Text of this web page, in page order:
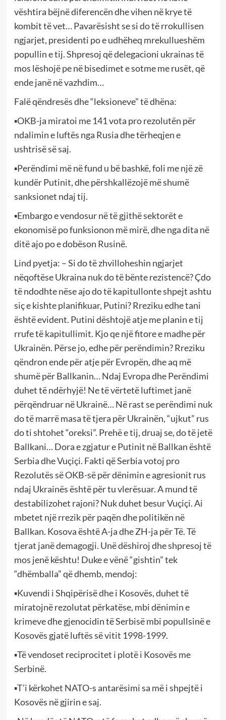
vështira bëjnë diferencën dhe vihen në krye të
kombit të vet… Pavarësisht se si do të rrokullisen
ngjarjet, presidenti po e udhëheq mrekullueshëm
popullin e tij. Shpresoj që delegacioni ukrainas të
mos lëshojë pe në bisedimet e sotme me rusët, që
ende janë në vazhdim…
Falë qëndresës dhe “leksioneve” të dhëna:
▪OKB-ja miratoi me 141 vota pro rezolutën për
ndalimin e luftës nga Rusia dhe tërheqjen e
ushtrisë së saj.
▪Perëndimi më në fund u bë bashkë, foli me një zë
kundër Putinit, dhe përshkallëzojë më shumë
sanksionet ndaj tij.
▪Embargo e vendosur në të gjithë sektorët e
ekonomisë po funksionon më mirë, dhe nga dita në
ditë ajo po e dobëson Rusinë.
Lind pyetja: – Si do të zhvilloheshin ngjarjet
nëqoftëse Ukraina nuk do të bënte rezistencë? Çdo
të ndodhte nëse ajo do të kapitullonte shpejt ashtu
siç e kishte planifikuar, Putini? Rreziku edhe tani
është evident. Putini dështojë atje me planin e tij
rrufe të kapitullimit. Kjo qe një fitore e madhe për
Ukrainën. Përse jo, edhe për perëndimin? Rreziku
qëndron ende për atje për Evropën, dhe aq më
shumë për Ballkanin… Ndaj Evropa dhe Perëndimi
duhet të ndërhyjë! Ne të vërtetë luftimet janë
përqëndruar në Ukrainë… Në rast se perëndimi nuk
do të marrë masa të tjera për Ukrainën, “ujkut” rus
do ti shtohet “oreksi”. Prehë e tij, druaj se, do të jetë
Ballkani… Dora e zgjatur e Putinit në Ballkan është
Serbia dhe Vuçiçi. Fakti që Serbia votoj pro
Rezolutës së OKB-së për dënimin e agresionit rus
ndaj Ukrainës është për tu vlerësuar. A mund të
destabilizohet rajoni? Nuk duhet besur Vuçiçi. Ai
mbetet një rrezik për paqën dhe politikën në
Ballkan. Kosova është A-ja dhe ZH-ja për Të. Të
tjerat janë demagogji. Unë dëshiroj dhe shpresoj të
mos jenë kështu! Duke e vënë “gishtin” tek
“dhëmballa” që dhemb, mendoj:
▪Kuvendi i Shqipërisë dhe i Kosovës, duhet të
miratojnë rezolutat përkatëse, mbi dënimin e
krimeve dhe gjenocidin të Serbisë mbi popullsinë e
Kosovës gjatë luftës së vitit 1998-1999.
▪Të vendoset reciprocitet i plotë i Kosovës me
Serbinë.
▪T’i kërkohet NATO-s antarësimi sa më i shpejtë i
Kosovës në gjirin e saj.